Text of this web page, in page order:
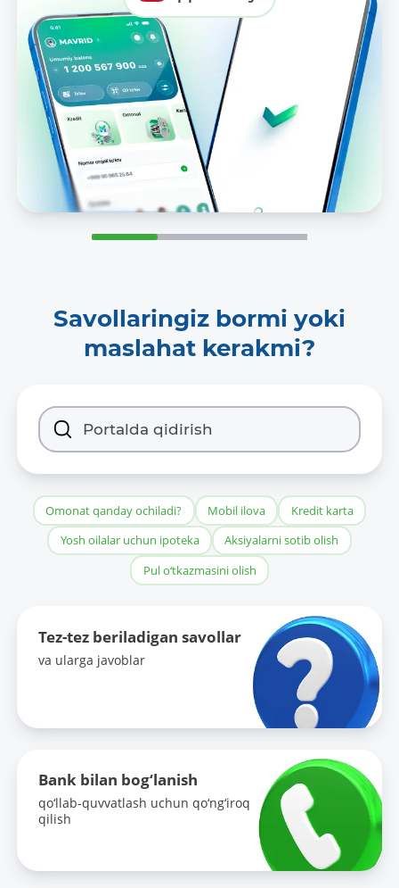
Savollaringiz bormi yoki
maslahat kerakmi?
Omonat qanday ochiladi? Mobil ilova
Kredit karta
Yosh oilalar uchun ipoteka
Aksiyalarni sotib olish
Pul o‘tkazmasini olish
Tez-tez beriladigan savollar
va ularga javoblar
Bank bilan bog‘lanish
qo‘llab-quvvatlash uchun qo‘ng‘iroq
qilish